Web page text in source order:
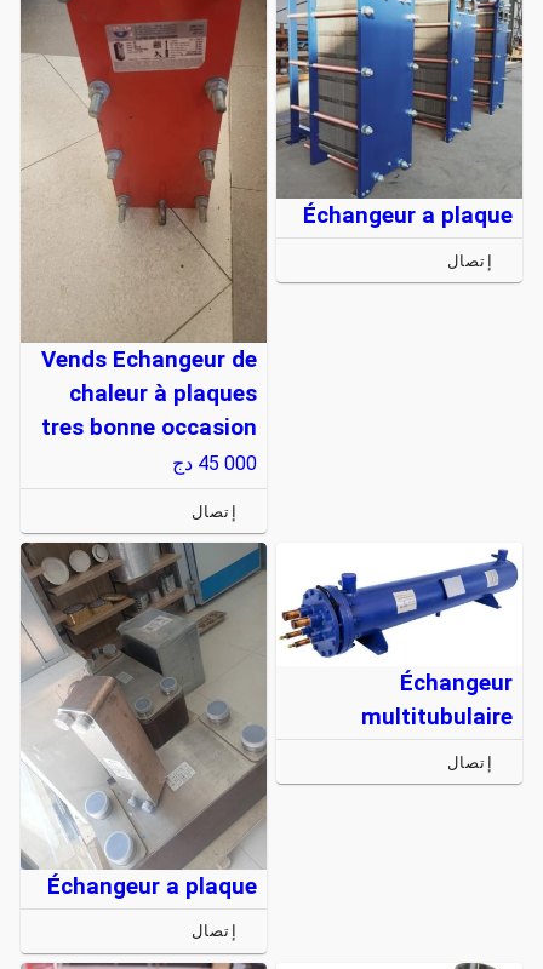
Échangeur a plaque
إتصال
Vends Echangeur de
chaleur à plaques
tres bonne occasion
45 000 دج
إتصال
Échangeur
multitubulaire
إتصال
Échangeur a plaque
إتصال